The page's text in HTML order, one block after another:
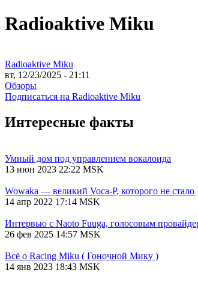
Radioaktive Miku
Radioaktive Miku
вт, 12/23/2025 - 21:11
Обзоры
Подписаться на Radioaktive Miku
Интересные факты
Умный дом под управлением вокалоида
13 июн 2023 22:22 MSK
Wowaka — великий Voca-P, которого не стало
14 апр 2022 17:14 MSK
Интервью с Naoto Fuuga, голосовым
26 фев 2025 14:57 MSK
Всё о Racing Miku ( Гоночной Мику )
14 янв 2023 18:43 MSK